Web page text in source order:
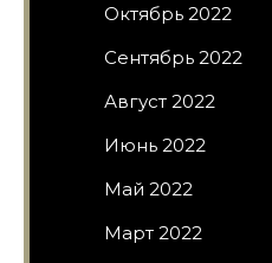
Октябрь 2022
Сентябрь 2022
Август 2022
Июнь 2022
Май 2022
Март 2022